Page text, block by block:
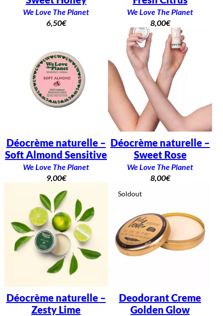
We Love The Planet
6,50€
We Love The Planet
8,00€
Déocrème naturelle –
Soft Almond Sensitive
We Love The Planet
9,00€
Déocrème naturelle –
Sweet Rose
We Love The Planet
8,00€
Déocrème naturelle –
Zesty Lime
Soldout
Deodorant Creme
Golden Glow